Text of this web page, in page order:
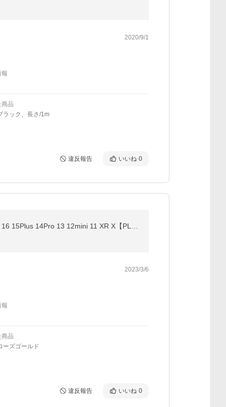
2020/9/1
報
品
ラック、長さ/1m
違反報告 いいね 0
2023/3/6
報
品
ーズゴールド
違反報告 いいね 0